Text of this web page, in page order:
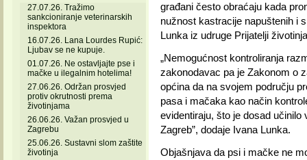
27.07.26. Tražimo
sankcioniranje veterinarskih
inspektora
16.07.26. Lana Lourdes Rupić:
Ljubav se ne kupuje.
01.07.26. Ne ostavljajte pse i
mačke u ilegalnim hotelima!
27.06.26. Održan prosvjed
protiv okrutnosti prema
životinjama
26.06.26. Važan prosvjed u
Zagrebu
25.06.26. Sustavni slom zaštite
životinja
građani često obraćaju kada
nužnost kastracije napuštenih i
Lunka iz udruge Prijatelji
„Nemogućnost kontroliranja
zakonodavac pa je Zakonom o
općina da na svojem području
pasa i mačaka kao način
evidentiraju, što je dosad
Zagreb”, dodaje Ivana Lunka.
Objašnjava da psi i mačke ne